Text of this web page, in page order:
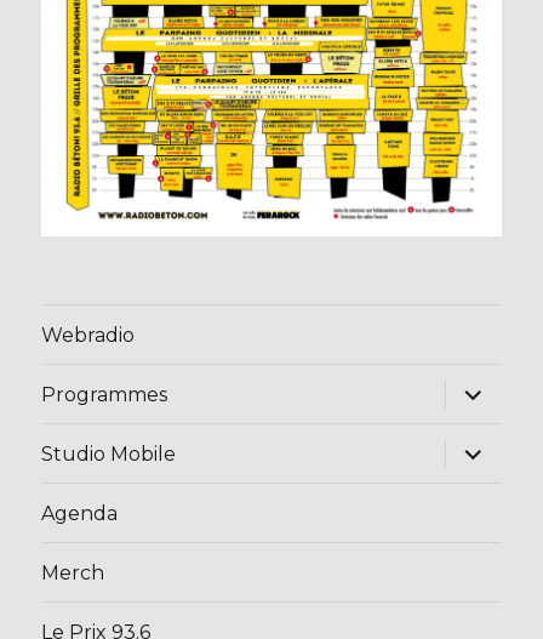
Webradio
Programmes
ouvrir
menu
Studio Mobile
ouvrir
Agenda
Merch
Le Prix 93.6